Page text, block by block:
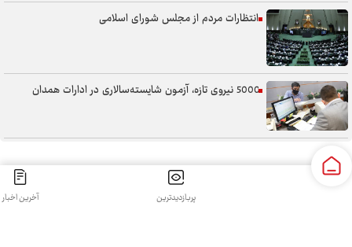
انتظارات مردم از مجلس شورای اسلامی
5000 نیروی تازه، آزمون شایسته‌سالاری در ادارات همدان
پربازدیدترین آخرین اخبار